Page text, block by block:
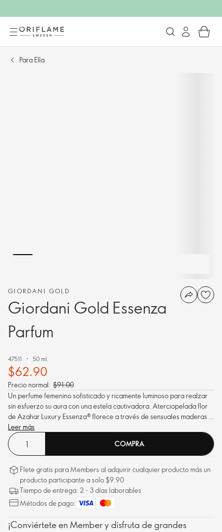
Para Ella
GIORDANI GOLD
Giordani Gold Essenza
Parfum
47511 50 ml.
$62.90
Precio normal: $91.00
Un perfume femenino sofisticado y ricamente luminoso para realzar
sin esfuerzo su aura con una estela cautivadora. Aterciopelada flor
de Azahar Luxury Essenza®florece a través de sensuales maderas y
brillantes facetas cítricas.
Leer más
COMPRA
Flete gratis para Members al adquirir cualquier producto más un
producto participante a solo $9.90
Tiempo de entrega: 2 - 3 días laborables
Métodos de pago:
¡Conviértete en Member y disfruta de grandes